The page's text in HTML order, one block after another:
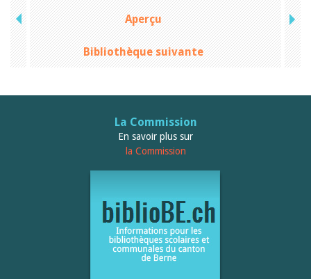
Aperçu
Bibliothèque suivante
La Commission
En savoir plus sur
la Commission